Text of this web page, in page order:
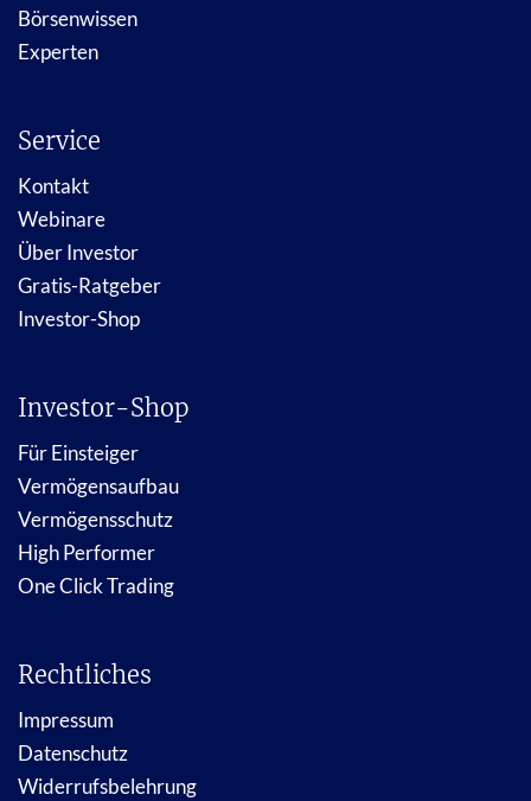
Börsenwissen
Experten
Service
Kontakt
Webinare
Über Investor
Gratis-Ratgeber
Investor-Shop
Investor-Shop
Für Einsteiger
Vermögensaufbau
Vermögensschutz
High Performer
One Click Trading
Rechtliches
Impressum
Datenschutz
Widerrufsbelehrung